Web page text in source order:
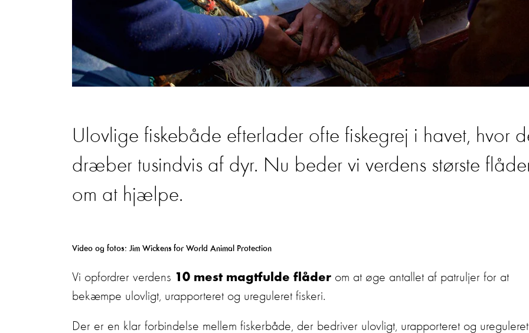
Ulovlige fiskebåde efterlader ofte fiskegrej i havet, hvor
dræber tusindvis af dyr. Nu beder vi verdens største
om at hjælpe.
Video og fotos: Jim Wickens for World Animal Protection
Vi opfordrer verdens 10 mest magtfulde flåder om at øge antallet af patruljer for at
bekæmpe ulovligt, urapporteret og ureguleret fiskeri.
Der er en klar forbindelse mellem fiskerbåde, der bedriver ulovligt, urapporteret og ureguleret